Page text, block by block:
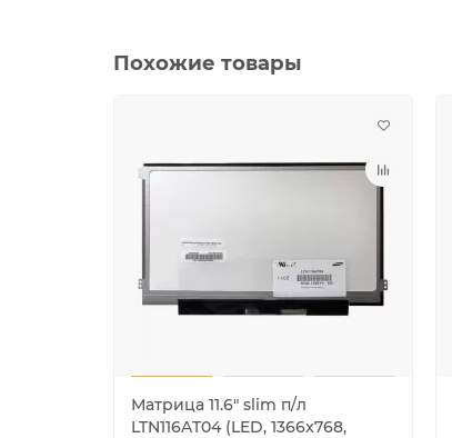
Похожие товары
Матрица 11.6" slim п/л
LTN116AT04 (LED, 1366x768,